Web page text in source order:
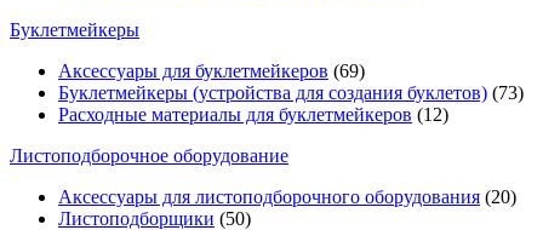
Буклетмейкеры
Аксессуары для буклетмейкеров (69)
Буклетмейкеры (устройства для создания буклетов) (73)
Расходные материалы для буклетмейкеров (12)
Листоподборочное оборудование
Аксессуары для листоподборочного оборудования (20)
Листоподборщики (50)